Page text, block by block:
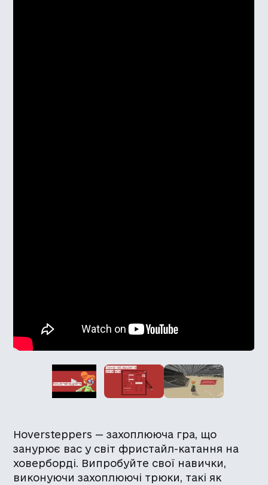
Hoversteppers — захоплююча гра, що
занурює вас у світ фристайл-катання на
ховерборді. Випробуйте свої навички,
виконуючи захоплюючі трюки, такі як